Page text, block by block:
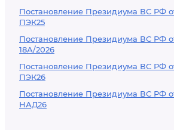
Постановление Президиума ВС РФ
ПЭК25
Постановление Президиума ВС РФ
18А/2026
Постановление Президиума ВС РФ
ПЭК26
Постановление Президиума ВС РФ
НАД26